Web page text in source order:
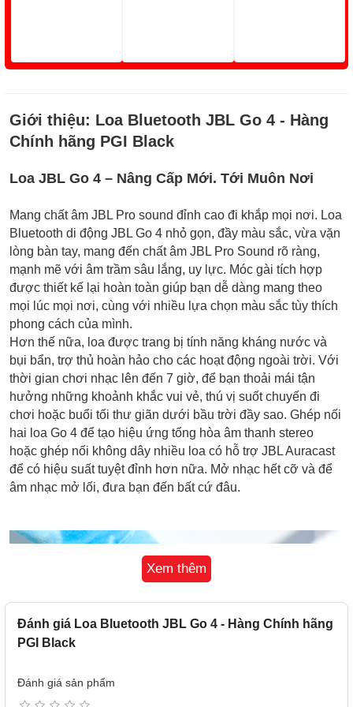
Giới thiệu: Loa Bluetooth JBL Go 4 - Hàng
Chính hãng PGI Black
Loa JBL Go 4 – Nâng Cấp Mới. Tới Muôn Nơi
Mang chất âm JBL Pro sound đỉnh cao đi khắp mọi nơi. Loa
Bluetooth di động JBL Go 4 nhỏ gọn, đầy màu sắc, vừa vặn
lòng bàn tay, mang đến chất âm JBL Pro Sound rõ ràng,
mạnh mẽ với âm trầm sâu lắng, uy lực. Móc gài tích hợp
được thiết kế lại hoàn toàn giúp bạn dễ dàng mang theo
mọi lúc mọi nơi, cùng với nhiều lựa chọn màu sắc tùy thích
phong cách của mình.
Hơn thế nữa, loa được trang bị tính năng kháng nước và
bụi bẩn, trợ thủ hoàn hảo cho các hoạt động ngoài trời. Với
thời gian chơi nhạc lên đến 7 giờ, để bạn thoải mái tận
hưởng những khoảnh khắc vui vẻ, thú vị suốt chuyến đi
chơi hoặc buổi tối thư giãn dưới bầu trời đầy sao. Ghép nối
hai loa Go 4 để tạo hiệu ứng tổng hòa âm thanh stereo
hoặc ghép nối không dây nhiều loa có hỗ trợ JBL Auracast
để có hiệu suất tuyệt đỉnh hơn nữa. Mở nhạc hết cỡ và để
âm nhạc mở lối, đưa bạn đến bất cứ đâu.
Xem thêm
Đánh giá Loa Bluetooth JBL Go 4 - Hàng Chính hãng
PGI Black
Đánh giá sản phẩm